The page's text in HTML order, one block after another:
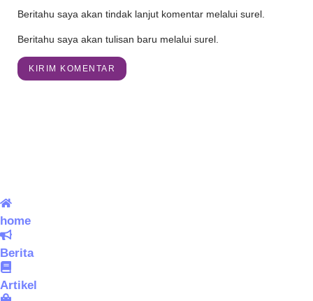
Beritahu saya akan tindak lanjut komentar melalui surel.
Beritahu saya akan tulisan baru melalui surel.
home
Berita
Artikel